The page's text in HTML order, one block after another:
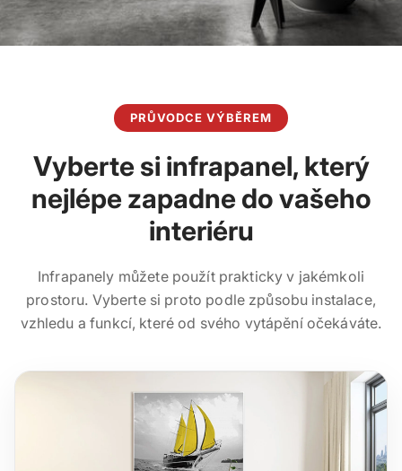
PRŮVODCE VÝBĚREM
Vyberte si infrapanel, který
nejlépe zapadne do vašeho
interiéru
Infrapanely můžete použít prakticky v jakémkoli
prostoru. Vyberte si proto podle způsobu instalace,
vzhledu a funkcí, které od svého vytápění očekáváte.